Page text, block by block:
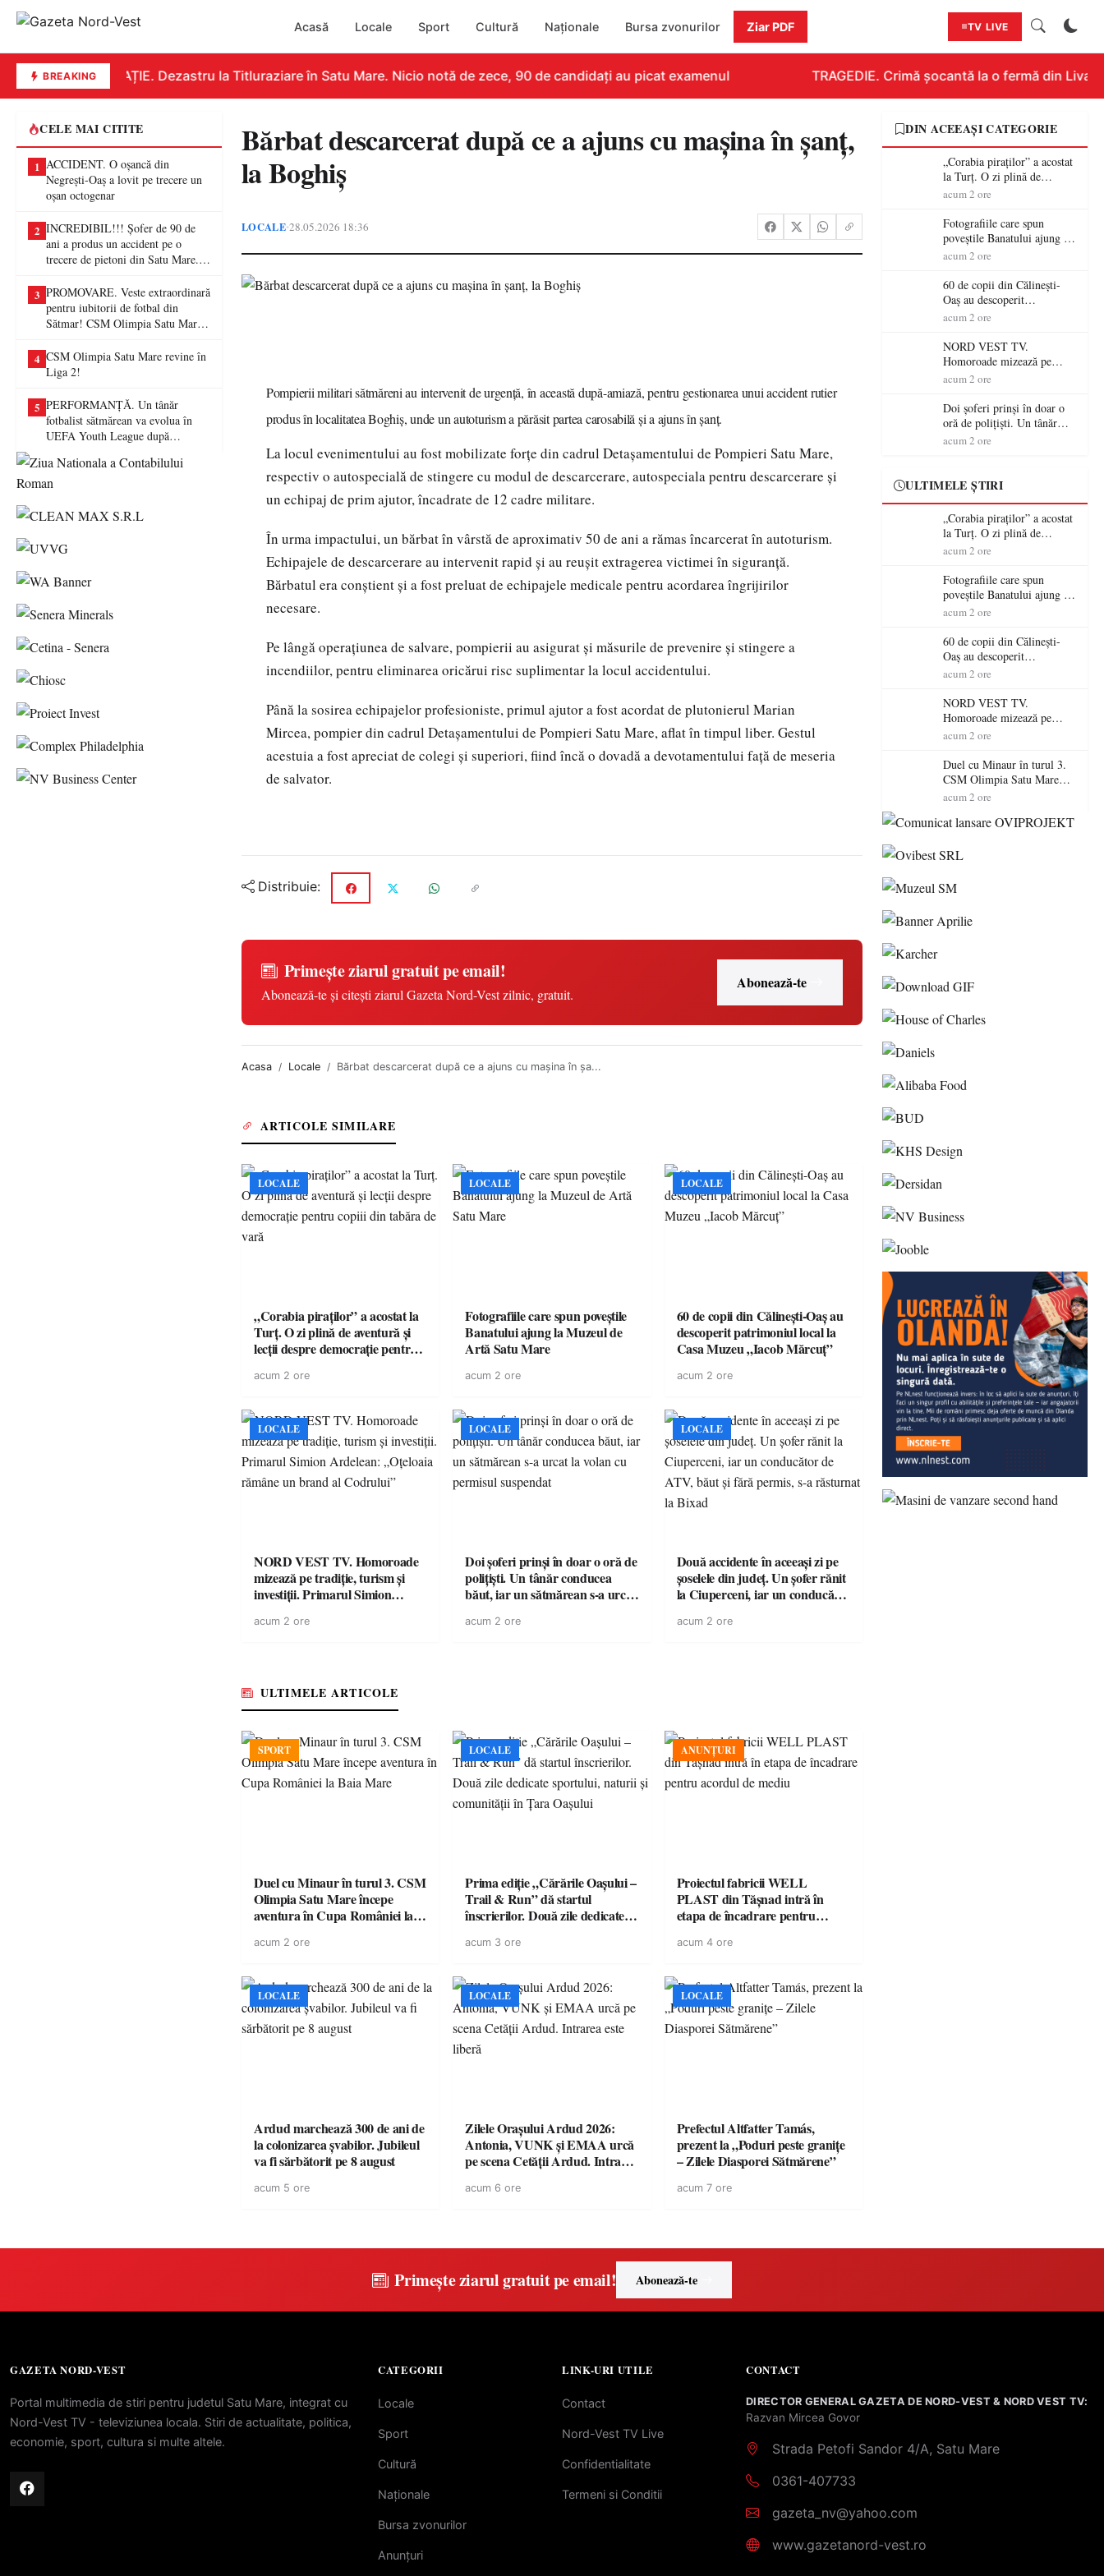
Acasă Locale Sport Cultură Naționale Bursa zvonurilor Ziar PDF TV LIVE
BREAKINGEDUCAȚIE. Dezastru la Titluraziare în Satu Mare. Nicio notă de zece, 90 de candidați au picat examenul TRAGEDIE. Crimă șocantă la o fermă din
CELE MAI CITITE
1 ACCIDENT. O oșancă din
Negrești-Oaș a lovit pe trecere un
oșan octogenar
2 INCREDIBIL!!! Șofer de 90 de
ani a produs un accident pe o
trecere de pietoni din Satu Mare. O
3 PROMOVARE. Veste extraordinară
pentru iubitorii de fotbal din
Sătmar! CSM Olimpia Satu Mare
4 CSM Olimpia Satu Mare revine în
Liga 2!
5 PERFORMANȚĂ. Un tânăr
fotbalist sătmărean va evolua în
UEFA Youth League după
Bărbat descarcerat după ce a ajuns cu mașina în șanț,
la Boghiș
LOCALE•28.05.2026 18:36
Pompierii militari sătmăreni au intervenit de urgență, în această după-amiază, pentru gestionarea unui accident rutier
produs în localitatea Boghiș, unde un autoturism a părăsit partea carosabilă și a ajuns în șanț.
La locul evenimentului au fost mobilizate forțe din cadrul Detașamentului de Pompieri Satu Mare,
respectiv o autospecială de stingere cu modul de descarcerare, autospeciala pentru descarcerare și
un echipaj de prim ajutor, încadrate de 12 cadre militare.
În urma impactului, un bărbat în vârstă de aproximativ 50 de ani a rămas încarcerat în autoturism.
Echipajele de descarcerare au intervenit rapid și au reușit extragerea victimei în siguranță.
Bărbatul era conștient și a fost preluat de echipajele medicale pentru acordarea îngrijirilor
necesare.
Pe lângă operațiunea de salvare, pompierii au asigurat și măsurile de prevenire și stingere a
incendiilor, pentru eliminarea oricărui risc suplimentar la locul accidentului.
Până la sosirea echipajelor profesioniste, primul ajutor a fost acordat de plutonierul Marian
Mircea, pompier din cadrul Detașamentului de Pompieri Satu Mare, aflat în timpul liber. Gestul
acestuia a fost apreciat de colegi și superiori, fiind încă o dovadă a devotamentului față de meseria
de salvator.
Distribuie:
Primește ziarul gratuit pe email!
Abonează-te și citești ziarul Gazeta Nord-Vest zilnic, gratuit.
Abonează-te
Acasa Locale Bărbat descarcerat după ce a ajuns cu mașina în șa...
ARTICOLE SIMILARE
LOCALE
„Corabia piraților” a acostat la
Turț. O zi plină de aventură și
lecții despre democrație pentru
acum 2 ore
LOCALE
Fotografiile care spun poveștile
Banatului ajung la Muzeul de
Artă Satu Mare
acum 2 ore
LOCALE
60 de copii din Călinești-Oaș au
descoperit patrimoniul local la
Casa Muzeu „Iacob Mărcuț”
acum 2 ore
LOCALE
NORD VEST TV. Homoroade
mizează pe tradiție, turism și
investiții. Primarul Simion
brand al Codrului”
acum 2 ore
LOCALE
Doi șoferi prinși în doar o oră de
polițiști. Un tânăr conducea
băut, iar un sătmărean s-a urcat
acum 2 ore
LOCALE
Două accidente în aceeași zi pe
șoselele din județ. Un șofer rănit
la Ciuperceni, iar un conducător
răsturnat la Bixad
acum 2 ore
ULTIMELE ARTICOLE
SPORT
Duel cu Minaur în turul 3. CSM
Olimpia Satu Mare începe
aventura în Cupa României la
acum 2 ore
LOCALE
Prima ediție „Cărările Oașului –
Trail & Run” dă startul
înscrierilor. Două zile dedicate
în Țara Oașului
acum 3 ore
ANUNȚURI
Proiectul fabricii WELL
PLAST din Tășnad intră în
etapa de încadrare pentru
acum 4 ore
LOCALE
Ardud marchează 300 de ani de
la colonizarea șvabilor. Jubileul
va fi sărbătorit pe 8 august
acum 5 ore
LOCALE
Zilele Orașului Ardud 2026:
Antonia, VUNK și EMAA urcă
pe scena Cetății Ardud. Intrarea
acum 6 ore
LOCALE
Prefectul Altfatter Tamás,
prezent la „Poduri peste granițe
– Zilele Diasporei Sătmărene”
acum 7 ore
DIN ACEEAȘI CATEGORIE
„Corabia piraților” a acostat
la Turț. O zi plină de
aventură și lecții despre
tabăra de vară
acum 2 ore
Fotografiile care spun
poveștile Banatului ajung la
Muzeul de Artă Satu Mare
acum 2 ore
60 de copii din Călinești-
Oaș au descoperit
patrimoniul local la Casa
acum 2 ore
NORD VEST TV.
Homoroade mizează pe
tradiție, turism și investiții.
„Oțeloaia rămâne un brand
al Codrului”
acum 2 ore
Doi șoferi prinși în doar o
oră de polițiști. Un tânăr
conducea băut, iar un
acum 2 ore
ULTIMELE ȘTIRI
„Corabia piraților” a acostat
la Turț. O zi plină de
aventură și lecții despre
tabăra de vară
acum 2 ore
Fotografiile care spun
poveștile Banatului ajung la
Muzeul de Artă Satu Mare
acum 2 ore
60 de copii din Călinești-
Oaș au descoperit
patrimoniul local la Casa
acum 2 ore
NORD VEST TV.
Homoroade mizează pe
tradiție, turism și investiții.
„Oțeloaia rămâne un brand
al Codrului”
acum 2 ore
Duel cu Minaur în turul 3.
CSM Olimpia Satu Mare
începe aventura în Cupa
acum 2 ore
Primește ziarul gratuit pe email! Abonează-te
GAZETA NORD-VEST
Portal multimedia de stiri pentru judetul Satu Mare, integrat cu
Nord-Vest TV - televiziunea locala. Stiri de actualitate, politica,
economie, sport, cultura si multe altele.
CATEGORII
Locale
Sport
Cultură
Naționale
Bursa zvonurilor
Anunțuri
LINK-URI UTILE
Contact
Nord-Vest TV Live
Confidentialitate
Termeni si Conditii
CONTACT
DIRECTOR GENERAL GAZETA DE NORD-VEST & NORD VEST TV:
Razvan Mircea Govor
Strada Petofi Sandor 4/A, Satu Mare
0361-407733
gazeta_nv@yahoo.com
www.gazetanord-vest.ro